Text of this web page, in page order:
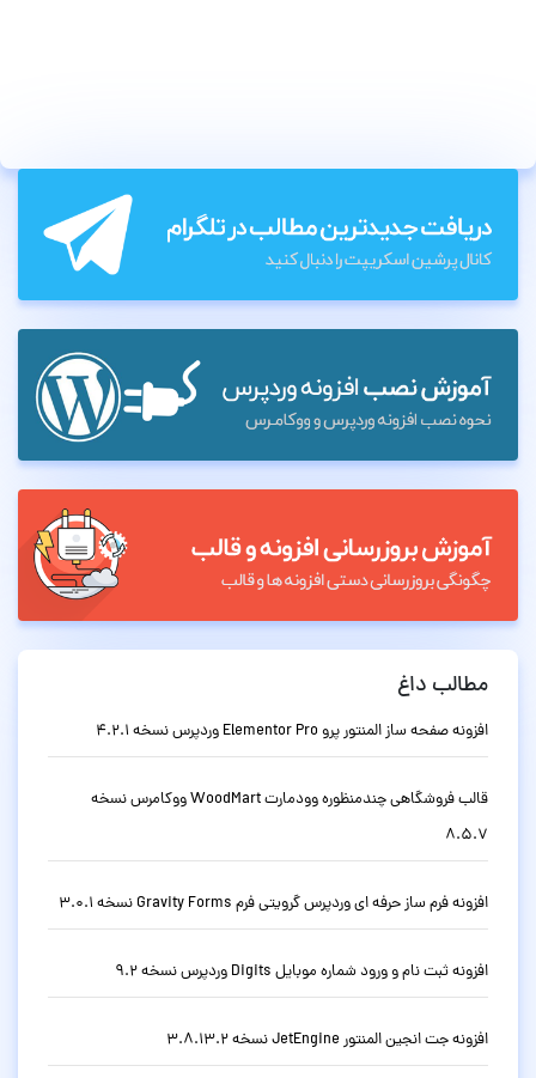
مطالب داغ
افزونه صفحه ساز المنتور پرو Elementor Pro وردپرس نسخه 4.2.1
قالب فروشگاهی چندمنظوره وودمارت WoodMart ووکامرس نسخه
8.5.7
افزونه فرم ساز حرفه ای وردپرس گرویتی فرم Gravity Forms نسخه 3.0.1
افزونه ثبت نام و ورود شماره موبایل Digits وردپرس نسخه 9.2
افزونه جت انجین المنتور JetEngine نسخه 3.8.13.2